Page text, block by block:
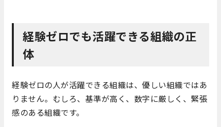
経験ゼロでも活躍できる組織の正
体
経験ゼロの人が活躍できる組織は、優しい組織ではあ
りません。むしろ、基準が高く、数字に厳しく、緊張
感のある組織です。